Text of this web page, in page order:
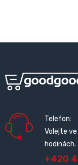
Telefon:
Volejte
hodinách.
+420